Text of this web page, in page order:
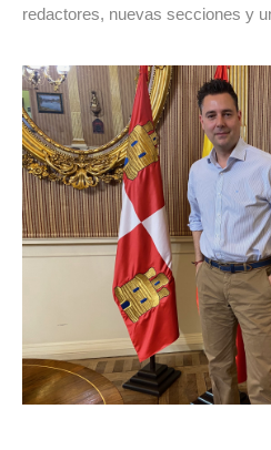
redactores, nuevas secciones y